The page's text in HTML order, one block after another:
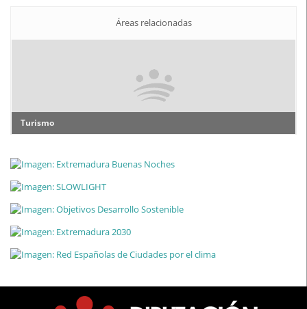
Áreas relacionadas
Turismo